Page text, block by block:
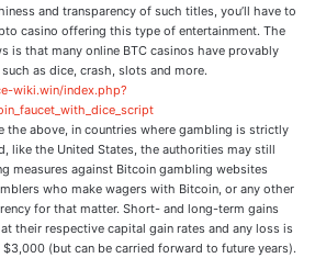
and transparency of such titles, you’ll have to
casino offering this type of entertainment. The
is that many online BTC casinos have provably
as dice, crash, slots and more.
wiki.win/index.php?
the above, in countries where gambling is strictly
like the United States, the authorities may still
measures against Bitcoin gambling websites
who make wagers with Bitcoin, or any other
for that matter. Short- and long-term gains
their respective capital gain rates and any loss is
(but can be carried forward to future years).